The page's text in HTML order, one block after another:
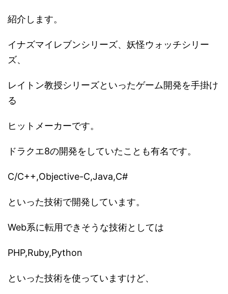
紹介します。
イナズマイレブンシリーズ、妖怪ウォッチシリー
ズ、
レイトン教授シリーズといったゲーム開発を手掛け
る
ヒットメーカーです。
ドラクエ8の開発をしていたことも有名です。
C/C++,Objective-C,Java,C#
といった技術で開発しています。
Web系に転用できそうな技術としては
PHP,Ruby,Python
といった技術を使っていますけど、